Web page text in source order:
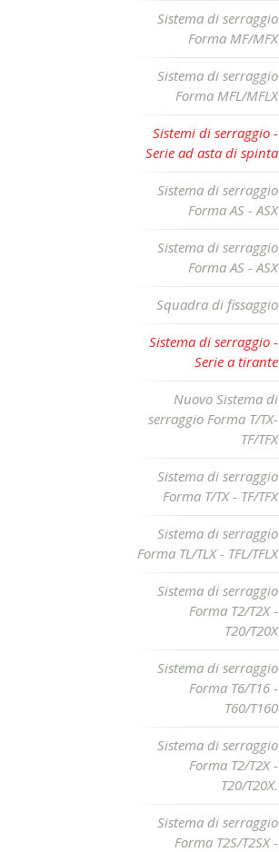
Sistema di serraggio
Forma MF/MFX
Sistema di serraggio
Forma MFL/MFLX
Sistemi di serraggio -
Serie ad asta di spinta
Sistema di serraggio
Forma AS - ASX
Sistema di serraggio
Forma AS - ASX
Squadra di fissaggio
Sistema di serraggio -
Serie a tirante
Nuovo Sistema di
serraggio Forma T/TX-
TF/TFX
Sistema di serraggio
Forma T/TX - TF/TFX
Sistema di serraggio
Forma TL/TLX - TFL/TFLX
Sistema di serraggio
Forma T2/T2X -
T20/T20X
Sistema di serraggio
Forma T6/T16 -
T60/T160
Sistema di serraggio
Forma T2/T2X -
T20/T20X.
Sistema di serraggio
Forma T2S/T2SX -